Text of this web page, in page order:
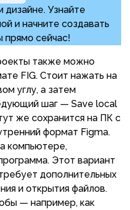
дизайне. Узнайте
и начните создавать
прямо сейчас!
также можно
FIG. Стоит нажать на
углу, а затем
шаг — Save local
же сохранится на ПК с
формат Figma.
компьютере,
Этот вариант
дополнительных
и открытия файлов.
— например, как